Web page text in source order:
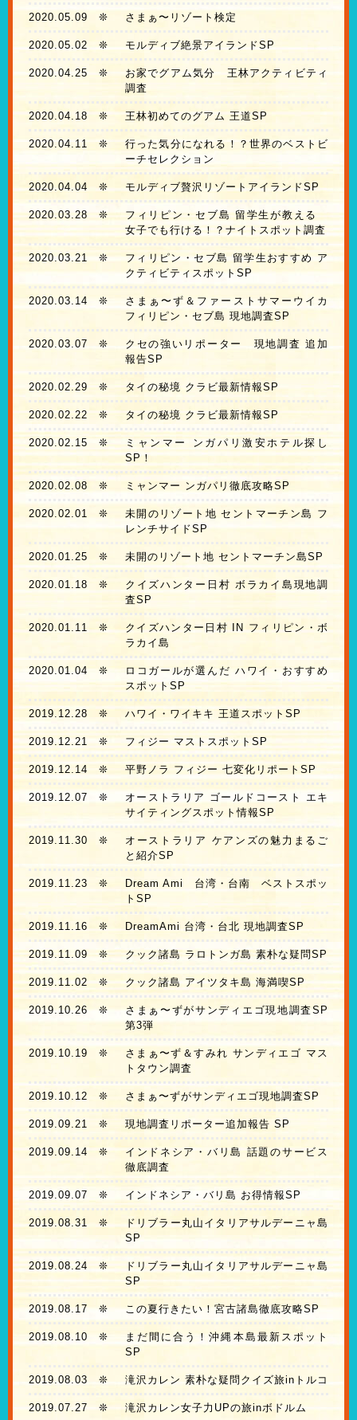
2020.05.09 ❊ さまぁ〜リゾート検定
2020.05.02❊ モルディブ絶景アイランドSP
2020.04.25 ❊
お家でグアム気分 王林アクティビティ
調査
2020.04.18❊ 王林初めてのグアム 王道SP
2020.04.11❊
行った気分になれる！？世界のベストビ
ーチセレクション
2020.04.04 ❊ モルディブ贅沢リゾートアイランドSP
2020.03.28❊
フィリピン・セブ島 留学生が教える
女子でも行ける！？ナイトスポット調査
2020.03.21 ❊
フィリピン・セブ島 留学生おすすめ ア
クティビティスポットSP
2020.03.14 ❊
さまぁ〜ず＆ファーストサマーウイカ
フィリピン・セブ島 現地調査SP
2020.03.07 ❊
クセの強いリポーター 現地調査 追加
報告SP
2020.02.29 ❊ タイの秘境 クラビ最新情報SP
2020.02.22 ❊ タイの秘境 クラビ最新情報SP
2020.02.15 ❊
ミャンマー ンガパリ激安ホテル探し
SP！
2020.02.08 ❊ ミャンマー ンガパリ徹底攻略SP
2020.02.01 ❊
未開のリゾート地 セントマーチン島 フ
レンチサイドSP
2020.01.25 ❊ 未開のリゾート地 セントマーチン島SP
2020.01.18 ❊
クイズハンター日村 ボラカイ島現地調
査SP
2020.01.11❊
クイズハンター日村 IN フィリピン・ボ
ラカイ島
2020.01.04 ❊
ロコガールが選んだ ハワイ・おすすめ
スポットSP
2019.12.28 ❊ ハワイ・ワイキキ 王道スポットSP
2019.12.21 ❊ フィジー マストスポットSP
2019.12.14 ❊ 平野ノラ フィジー 七変化リポートSP
2019.12.07 ❊
オーストラリア ゴールドコースト エキ
サイティングスポット情報SP
2019.11.30 ❊
オーストラリア ケアンズの魅力まるご
と紹介SP
2019.11.23 ❊
Dream Ami 台湾・台南 ベストスポッ
トSP
2019.11.16 ❊ DreamAmi 台湾・台北 現地調査SP
2019.11.09❊ クック諸島 ラロトンガ島 素朴な疑問SP
2019.11.02❊ クック諸島 アイツタキ島 海満喫SP
2019.10.26❊
さまぁ〜ずがサンディエゴ現地調査SP
第3弾
2019.10.19 ❊
さまぁ〜ず＆すみれ サンディエゴ マス
トタウン調査
2019.10.12 ❊ さまぁ〜ずがサンディエゴ現地調査SP
2019.09.21 ❊ 現地調査リポーター追加報告 SP
2019.09.14❊
インドネシア・バリ島 話題のサービス
徹底調査
2019.09.07 ❊ インドネシア・バリ島 お得情報SP
2019.08.31 ❊
ドリブラー丸山イタリアサルデーニャ島
SP
2019.08.24 ❊
ドリブラー丸山イタリアサルデーニャ島
SP
2019.08.17❊ この夏行きたい！宮古諸島徹底攻略SP
2019.08.10 ❊
まだ間に合う！沖縄本島最新スポット
SP
2019.08.03 ❊ 滝沢カレン 素朴な疑問クイズ旅inトルコ
2019.07.27 ❊ 滝沢カレン女子力UPの旅inボドルム